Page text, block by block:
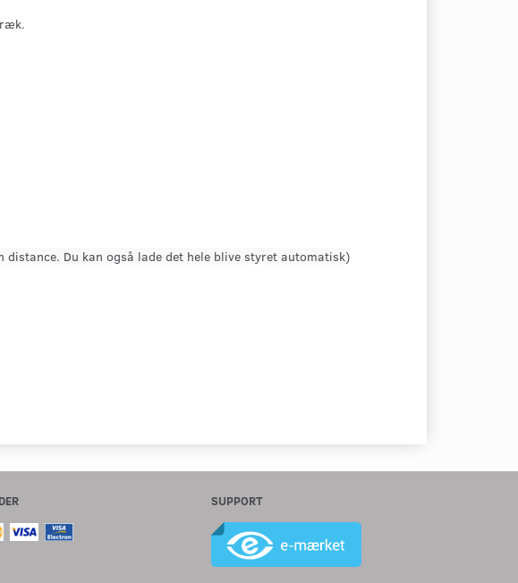
Du kan også lade det hele blive styret automatisk)
SUPPORT